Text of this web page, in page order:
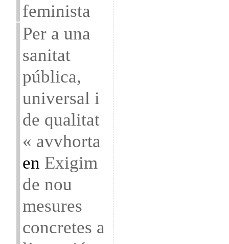
feminista
Per a una
sanitat
pública,
universal i
de qualitat
« avvhorta
en Exigim
de nou
mesures
concretes a